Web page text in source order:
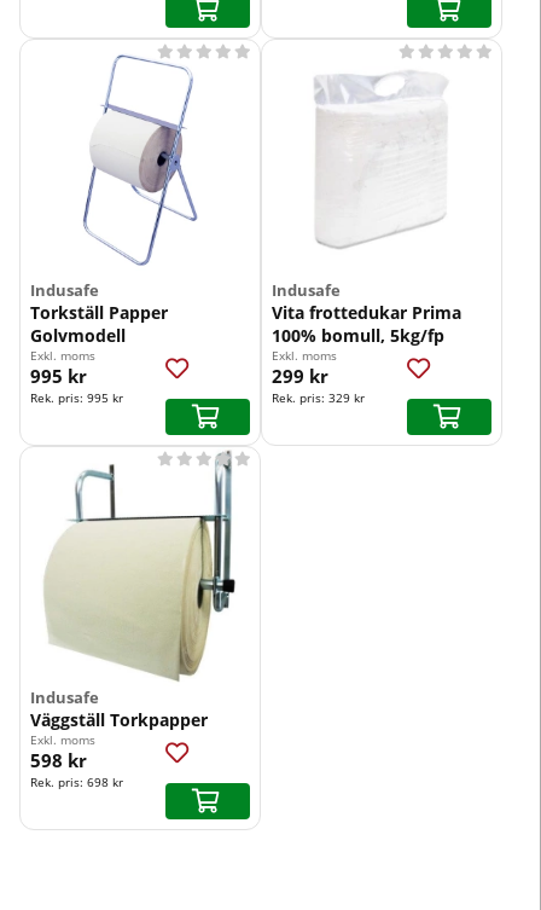
Indusafe
Torkställ Papper
Golvmodell
    
Exkl. moms
995 kr
Rek. pris: 995 kr
Indusafe
Vita frottedukar Prima
100% bomull, 5kg/fp
    
Exkl. moms
299 kr
Rek. pris: 329 kr
Indusafe
Väggställ Torkpapper
    
Exkl. moms
598 kr
Rek. pris: 698 kr